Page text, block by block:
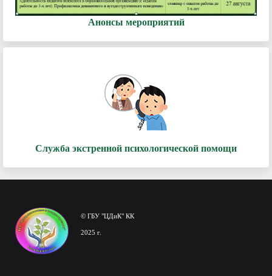
Анонсы мероприятий
Служба экстренной психологической помощи
© ГБУ "ЦДиК" КК
2025 г.